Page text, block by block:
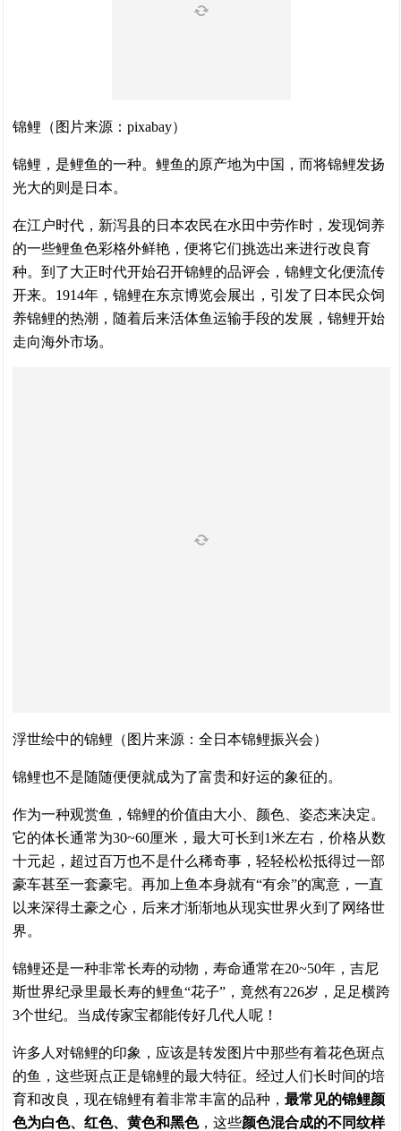
锦鲤（图片来源：pixabay）
锦鲤，是鲤鱼的一种。鲤鱼的原产地为中国，而将锦鲤发扬
光大的则是日本。
在江户时代，新泻县的日本农民在水田中劳作时，发现饲养
的一些鲤鱼色彩格外鲜艳，便将它们挑选出来进行改良育
种。到了大正时代开始召开锦鲤的品评会，锦鲤文化便流传
开来。1914年，锦鲤在东京博览会展出，引发了日本民众饲
养锦鲤的热潮，随着后来活体鱼运输手段的发展，锦鲤开始
走向海外市场。
浮世绘中的锦鲤（图片来源：全日本锦鲤振兴会）
锦鲤也不是随随便便就成为了富贵和好运的象征的。
作为一种观赏鱼，锦鲤的价值由大小、颜色、姿态来决定。
它的体长通常为30~60厘米，最大可长到1米左右，价格从数
十元起，超过百万也不是什么稀奇事，轻轻松松抵得过一部
豪车甚至一套豪宅。再加上鱼本身就有“有余”的寓意，一直
以来深得土豪之心，后来才渐渐地从现实世界火到了网络世
界。
锦鲤还是一种非常长寿的动物，寿命通常在20~50年，吉尼
斯世界纪录里最长寿的鲤鱼“花子”，竟然有226岁，足足横跨
3个世纪。当成传家宝都能传好几代人呢！
许多人对锦鲤的印象，应该是转发图片中那些有着花色斑点
的鱼，这些斑点正是锦鲤的最大特征。经过人们长时间的培
育和改良，现在锦鲤有着非常丰富的品种， 最常见的锦鲤颜
色为白色、红色、黄色和黑色，这些颜色混合成的不同纹样